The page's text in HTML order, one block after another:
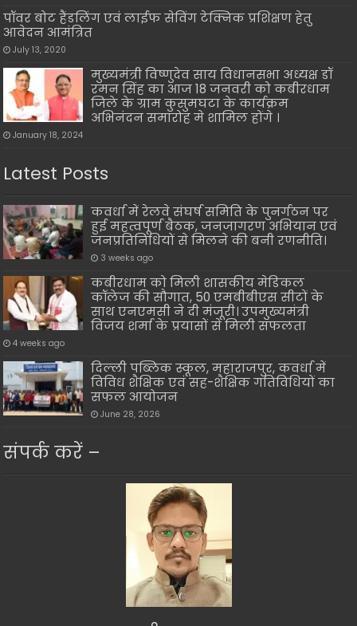
पॉवर बोट हैंडलिंग एवं लाईफ सेविंग टेक्निक प्रशिक्षण हेतु
आवेदन आमंत्रित
July 13, 2020
मुख्यमंत्री विष्णुदेव साय विधानसभा अध्यक्ष डॉ
रमन सिंह का आज 18 जनवरी को कबीरधाम
जिले के ग्राम कुसुमघटा के कार्यक्रम
अभिनंदन समारोह मे शामिल होंगे ।
January 18, 2024
Latest Posts
कवर्धा में रेलवे संघर्ष समिति के पुनर्गठन पर
हुई महत्वपूर्ण बैठक, जनजागरण अभियान एवं
जनप्रतिनिधियों से मिलने की बनी रणनीति।
3 weeks ago
कबीरधाम को मिली शासकीय मेडिकल
कॉलेज की सौगात, 50 एमबीबीएस सीटों के
साथ एनएमसी ने दी मंजूरी। उपमुख्यमंत्री
विजय शर्मा के प्रयासों से मिली सफलता
4 weeks ago
दिल्ली पब्लिक स्कूल, महाराजपुर, कवर्धा में
विविध शैक्षिक एवं सह-शैक्षिक गतिविधियों का
सफल आयोजन
June 28, 2026
संपर्क करें –